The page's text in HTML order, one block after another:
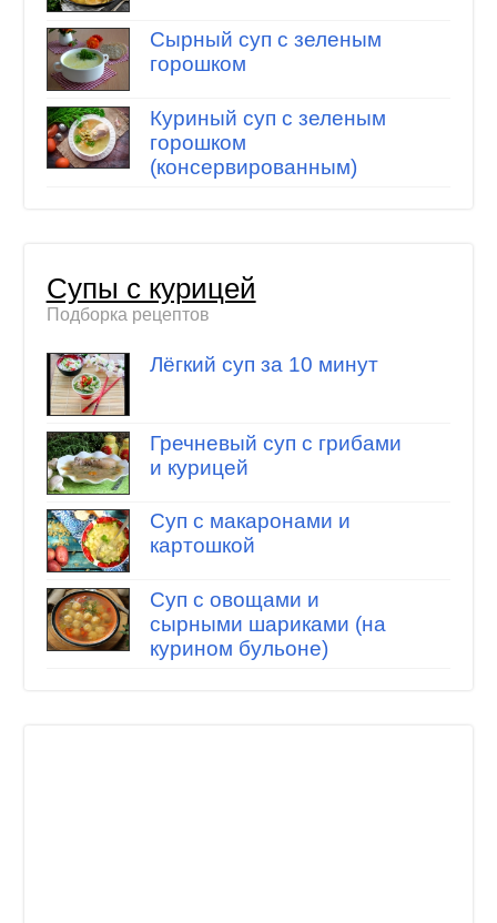
Сырный суп с зеленым
горошком
Куриный суп с зеленым
горошком
(консервированным)
Супы с курицей
Подборка рецептов
Лёгкий суп за 10 минут
Гречневый суп с грибами
и курицей
Суп с макаронами и
картошкой
Суп с овощами и
сырными шариками (на
курином бульоне)